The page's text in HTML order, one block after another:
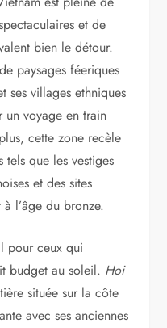
et de
bien le détour.
paysages féeriques
ses villages ethniques
un voyage en train
cette zone recèle
tels que les vestiges
et des sites
l’âge du bronze.
pour ceux qui
budget au soleil. Hoi
située sur la côte
avec ses anciennes